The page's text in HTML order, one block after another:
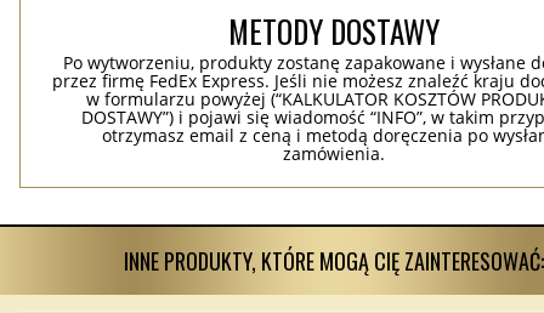
METODY DOSTAWY
Po wytworzeniu, produkty zostanę zapakowane i wysłane
przez firmę FedEx Express. Jeśli nie możesz znaleźć kraju
w formularzu powyżej (“KALKULATOR KOSZTÓW
DOSTAWY”) i pojawi się wiadomość “INFO”, w takim
otrzymasz email z ceną i metodą doręczenia po
zamówienia.
INNE PRODUKTY, KTÓRE MOGĄ CIĘ ZAINTERESOWAĆ: